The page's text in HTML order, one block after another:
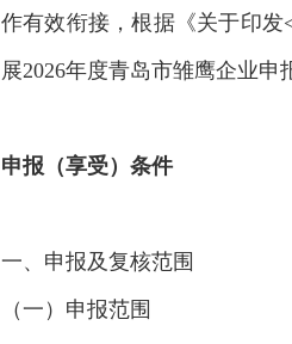
作有效衔接，根据《关于印
展2026年度青岛市雏鹰企业申
申报（享受）条件
一、申报及复核范围
（一）申报范围